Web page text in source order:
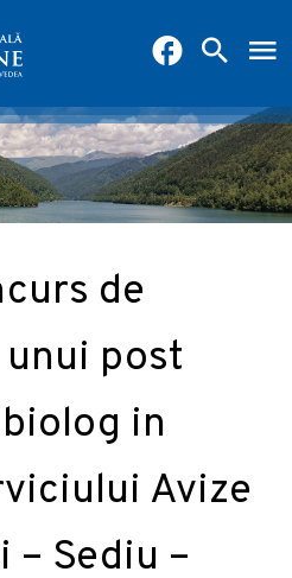
de
post
in
Avize
Sediu –